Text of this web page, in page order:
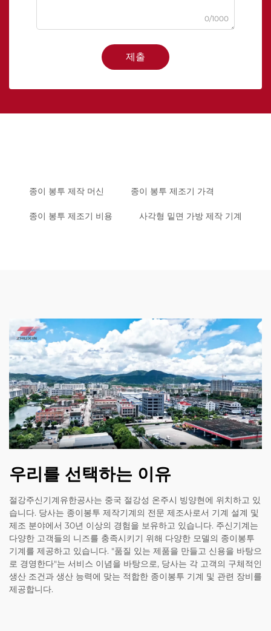
0/1000
제출
종이 봉투 제작 머신 종이 봉투 제조기 가격
종이 봉투 제조기 비용 사각형 밑면 가방 제작 기계
우리를 선택하는 이유
절강주신기계유한공사는 중국 절강성 온주시 빙양현에 위치하고 있
습니다. 당사는 종이봉투 제작기계의 전문 제조사로서 기계 설계 및
제조 분야에서 30년 이상의 경험을 보유하고 있습니다. 주신기계는
다양한 고객들의 니즈를 충족시키기 위해 다양한 모델의 종이봉투
기계를 제공하고 있습니다. "품질 있는 제품을 만들고 신용을 바탕으
로 경영한다"는 서비스 이념을 바탕으로, 당사는 각 고객의 구체적인
생산 조건과 생산 능력에 맞는 적합한 종이봉투 기계 및 관련 장비를
제공합니다.